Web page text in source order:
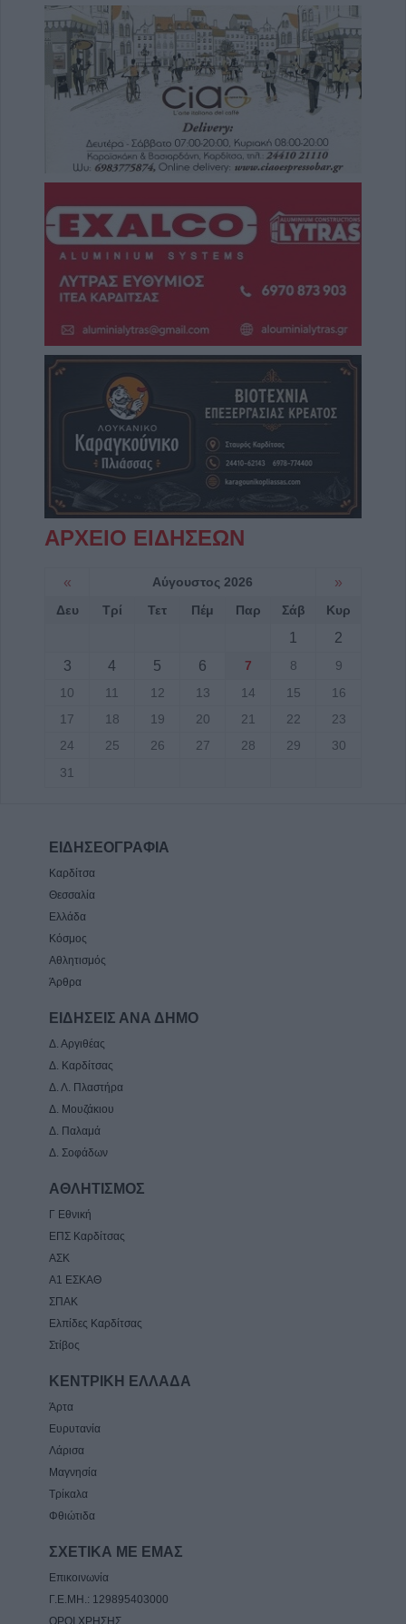
ΑΡΧΕΙΟ ΕΙΔΗΣΕΩΝ
« Αύγουστος 2026 »
Δευ Τρί Τετ Πέμ Παρ Σάβ Κυρ
1
2
3
4 5 6 7 8
9
10
11 12 13 14 15
16
17
18 19 20 21 22
23
24
25 26 27 28 29
30
31
ΕΙΔΗΣΕΟΓΡΑΦΙΑ
Καρδίτσα
Θεσσαλία
Ελλάδα
Κόσμος
Αθλητισμός
Άρθρα
ΕΙΔΗΣΕΙΣ ΑΝΑ ΔΗΜΟ
Δ. Αργιθέας
Δ. Καρδίτσας
Δ. Λ. Πλαστήρα
Δ. Μουζάκιου
Δ. Παλαμά
Δ. Σοφάδων
ΑΘΛΗΤΙΣΜΟΣ
Γ Εθνική
ΕΠΣ Καρδίτσας
ΑΣΚ
Α1 ΕΣΚΑΘ
ΣΠΑΚ
Ελπίδες Καρδίτσας
Στίβος
ΚΕΝΤΡΙΚΗ ΕΛΛΑΔΑ
Άρτα
Ευρυτανία
Λάρισα
Μαγνησία
Τρίκαλα
Φθιώτιδα
ΣΧΕΤΙΚΑ ΜΕ ΕΜΑΣ
Επικοινωνία
Γ.Ε.ΜΗ.: 129895403000
ΟΡΟΙ ΧΡΗΣΗΣ